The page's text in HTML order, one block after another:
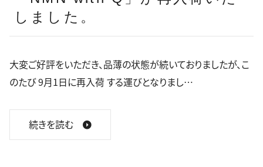
しました。
大変ご好評をいただき、品薄の状態が続いておりましたが、こ
のたび 9月1日に再入荷 する運びとなりまし…
続きを読む